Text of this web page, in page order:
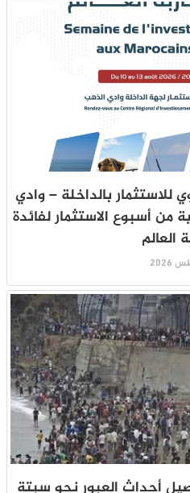
للاستثمار بالداخلة – وادي
من أسبوع الاستثمار لفائدة
العالم